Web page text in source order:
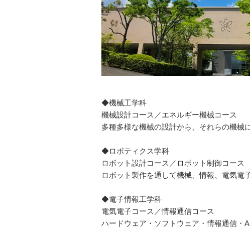
◆機械工学科
機械設計コース／エネルギー機械コース
多種多様な機械の設計から、それらの機械
◆ロボティクス学科
ロボット設計コース／ロボット制御コース
ロボット製作を通して機械、情報、電気電
◆電子情報工学科
電気電子コース／情報通信コース
ハードウェア・ソフトウェア・情報通信・